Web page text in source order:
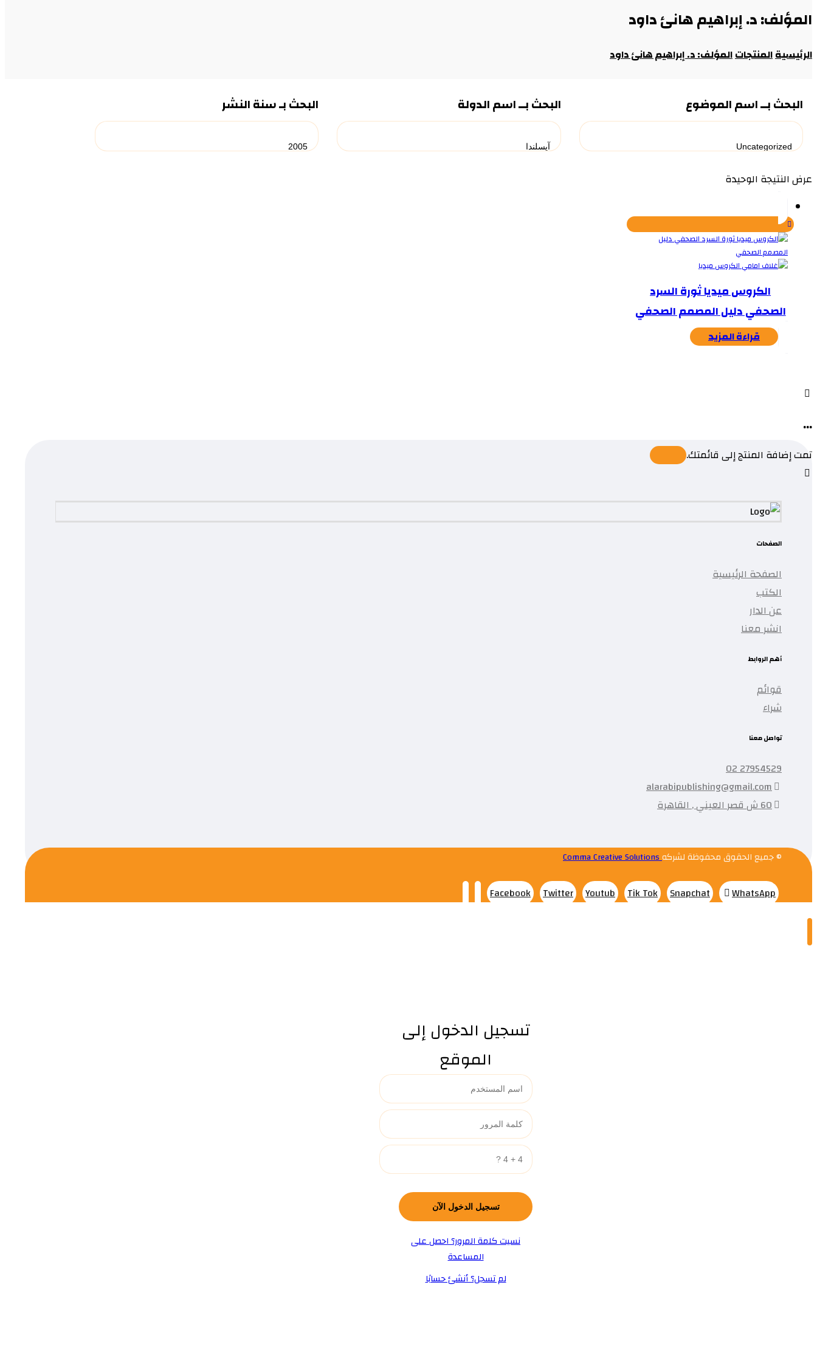
المؤلف: د. إبراهيم هانئ داود
الرئيسيةالمنتجاتالمؤلف: د. إبراهيم هانئ داود
البحث بــ اسم الموضوع البحث بــ اسم الدولة البحث بـ سنة النشر
عرض النتيجة الوحيدة
الكروس ميديا ثورة السرد
الصحفي دليل المصمم الصحفي
قراءة المزيد
...
تمت إضافة المنتج إلى قائمتك.
الصفحات
الصفحة الرئيسية
الكتب
عن الدار
انشر معنا
أهم الروابط
قوائم
شراء
تواصل معنا
27954529 02
alarabipublishing@gmail.com
60 ش قصر العيني , القاهرة
© جميع الحقوق محفوظة لشركهComma Creative Solutions
Facebook Twitter Youtub Tik Tok Snapchat WhatsApp
تسجيل الدخول إلى
الموقع
نسيت كلمة المرور؟ احصل على
المساعدة
لم تسجل؟ أنشئ حسابًا